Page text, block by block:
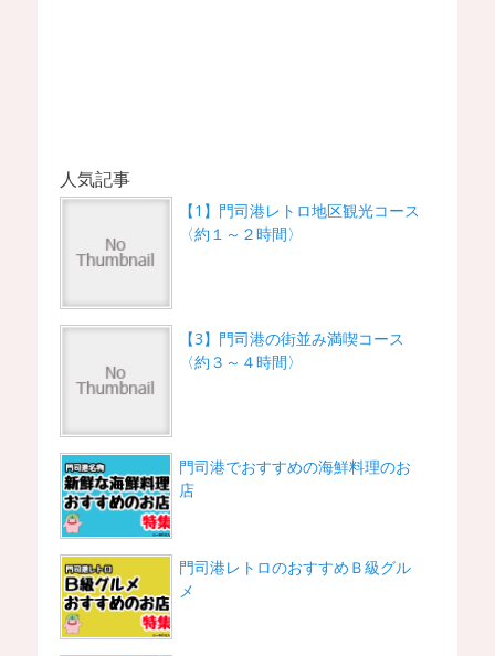
人気記事
【1】門司港レトロ地区観光コース
〈約１～２時間〉
【3】門司港の街並み満喫コース
〈約３～４時間〉
門司港でおすすめの海鮮料理のお
店
門司港レトロのおすすめＢ級グル
メ